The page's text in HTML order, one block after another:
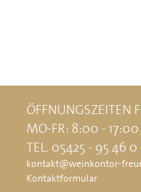
ÖFFNUNGSZEITEN
MO-FR: 8:00 - 17:00
TEL. 05425 - 95 46 0
kontakt@weinkontor-
Kontaktformular